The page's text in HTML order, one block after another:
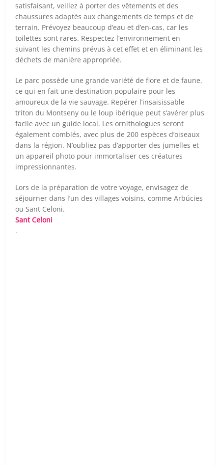
satisfaisant, veillez à porter des vêtements et des
chaussures adaptés aux changements de temps et de
terrain. Prévoyez beaucoup d’eau et d’en-cas, car les
toilettes sont rares. Respectez l’environnement en
suivant les chemins prévus à cet effet et en éliminant les
déchets de manière appropriée.
Le parc possède une grande variété de flore et de faune,
ce qui en fait une destination populaire pour les
amoureux de la vie sauvage. Repérer l’insaisissable
triton du Montseny ou le loup ibérique peut s’avérer plus
facile avec un guide local. Les ornithologues seront
également comblés, avec plus de 200 espèces d’oiseaux
dans la région. N’oubliez pas d’apporter des jumelles et
un appareil photo pour immortaliser ces créatures
impressionnantes.
Lors de la préparation de votre voyage, envisagez de
séjourner dans l’un des villages voisins, comme Arbúcies
ou Sant Celoni.
Sant Celoni
.